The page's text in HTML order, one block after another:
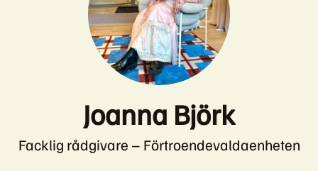
Joanna Björk
Facklig rådgivare – Förtroendevaldaenheten